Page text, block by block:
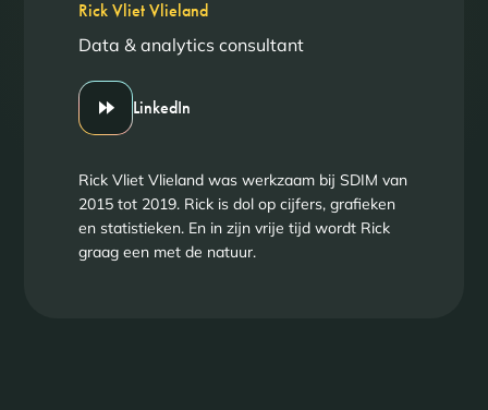
Rick Vliet Vlieland
Data & analytics consultant
LinkedIn
Rick Vliet Vlieland was werkzaam bij SDIM van
2015 tot 2019. Rick is dol op cijfers, grafieken
en statistieken. En in zijn vrije tijd wordt Rick
graag een met de natuur.